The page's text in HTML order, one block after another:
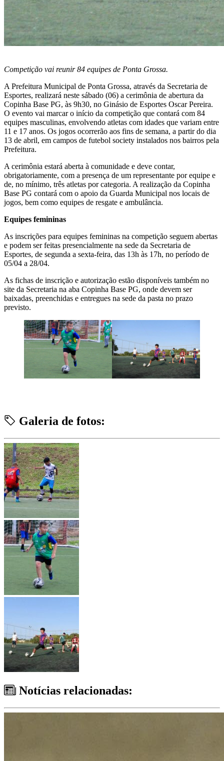
Competição vai reunir 84 equipes de Ponta Grossa.
A Prefeitura Municipal de Ponta Grossa, através da Secretaria de
Esportes, realizará neste sábado (06) a cerimônia de abertura da
Copinha Base PG, às 9h30, no Ginásio de Esportes Oscar Pereira.
O evento vai marcar o início da competição que contará com 84
equipes masculinas, envolvendo atletas com idades que variam entre
11 e 17 anos. Os jogos ocorrerão aos fins de semana, a partir do dia
13 de abril, em campos de futebol society instalados nos bairros pela
Prefeitura.
A cerimônia estará aberta à comunidade e deve contar,
obrigatoriamente, com a presença de um representante por equipe e
de, no mínimo, três atletas por categoria. A realização da Copinha
Base PG contará com o apoio da Guarda Municipal nos locais de
jogos, bem como equipes de resgate e ambulância.
Equipes femininas
As inscrições para equipes femininas na competição seguem abertas
e podem ser feitas presencialmente na sede da Secretaria de
Esportes, de segunda a sexta-feira, das 13h às 17h, no período de
05/04 a 28/04.
As fichas de inscrição e autorização estão disponíveis também no
site da Secretaria na aba Copinha Base PG, onde devem ser
baixadas, preenchidas e entregues na sede da pasta no prazo
previsto.
Galeria de fotos:
Notícias relacionadas: